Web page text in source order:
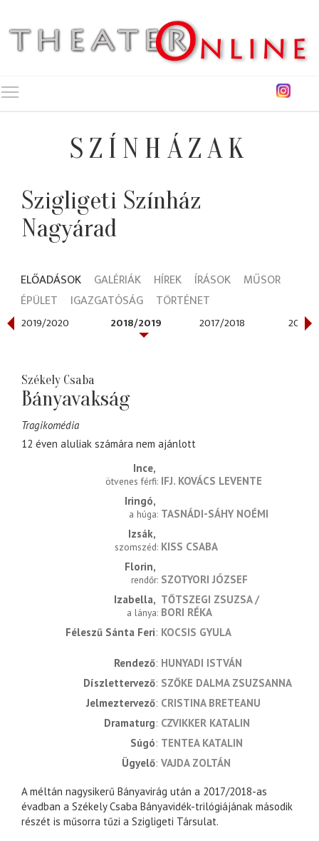
SZÍNHÁZAK
Szigligeti Színház
Nagyárad
ELŐADÁSOK GALÉRIÁK HÍREK ÍRÁSOK
MŰSOR
ÉPÜLET
IGAZGATÓSÁG TÖRTÉNET
2019/2020 2018/2019 2017/2018 2016/
Székely Csaba
Bányavakság
Tragikomédia
12 éven aluliak számára nem ajánlott
Ince
ötvenes férfi IFJ. KOVÁCS LEVENTE
Iringó
a húga TASNÁDI-SÁHY NOÉMI
Izsák
szomszéd KISS CSABA
Florin
rendőr SZOTYORI JÓZSEF
Izabella
a lánya
TŐTSZEGI ZSUZSA
BORI RÉKA
Féleszű Sánta Feri KOCSIS GYULA
rendező HUNYADI ISTVÁN
díszlettervező SZŐKE DALMA ZSUZSANNA
jelmeztervező CRISTINA BRETEANU
dramaturg CZVIKKER KATALIN
súgó TENTEA KATALIN
ügyelő VAJDA ZOLTÁN
A méltán nagysikerű Bányavirág után a 2017/2018-as
évadban a Székely Csaba Bányavidék-trilógiájának második
részét is műsorra tűzi a Szigligeti Társulat.